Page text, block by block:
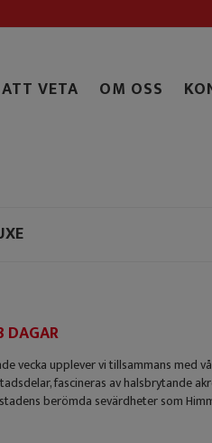
VETA OM OSS
DAGAR
vecka upplever vi tillsammans med
fascineras av halsbrytande
berömda sevärdheter som